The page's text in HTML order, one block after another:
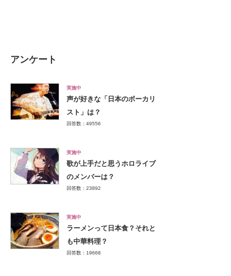
アンケート
実施中
声が好きな「日本のボーカリ
スト」は？
回答数：49556
実施中
歌が上手だと思うホロライブ
のメンバーは？
回答数：23892
実施中
ラーメンって日本食？それと
も中華料理？
回答数：19668